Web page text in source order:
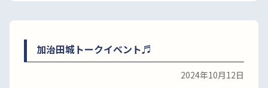
加治田城トークイベント♬
2024年10月12日